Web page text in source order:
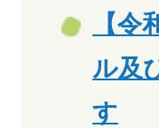
【
ル及
す